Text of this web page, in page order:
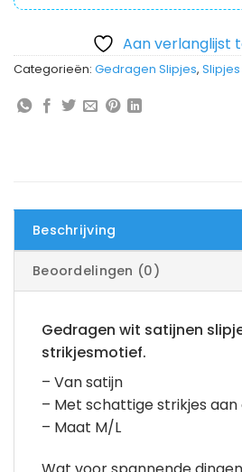
Aan verlanglijst
Categorieën: Gedragen Slipjes, Slipjes
Beschrijving
Beoordelingen (0)
Gedragen wit satijnen
strikjesmotief.
– Van satijn
– Met schattige strikjes
– Maat M/L